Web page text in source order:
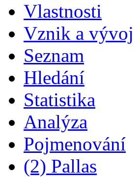
Vlastnosti
Vznik a vývoj
Seznam
Hledání
Statistika
Analýza
Pojmenování
(2) Pallas